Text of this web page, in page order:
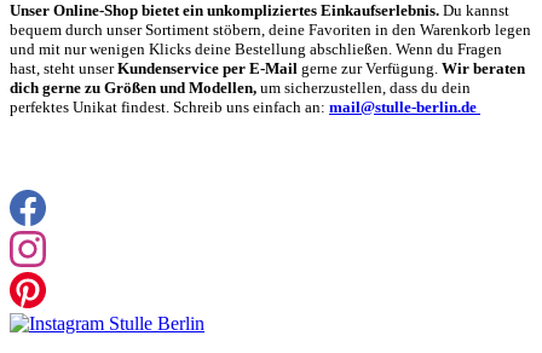
Unser Online-Shop bietet ein unkompliziertes Einkaufserlebnis. Du kannst
bequem durch unser Sortiment stöbern, deine Favoriten in den Warenkorb legen
und mit nur wenigen Klicks deine Bestellung abschließen. Wenn du Fragen
hast, steht unserKundenservice per E-Mail gerne zur Verfügung. Wir beraten
dich gerne zu Größen und Modellen, um sicherzustellen, dass du dein
perfektes Unikat findest. Schreib uns einfach an: mail@stulle-berlin.de